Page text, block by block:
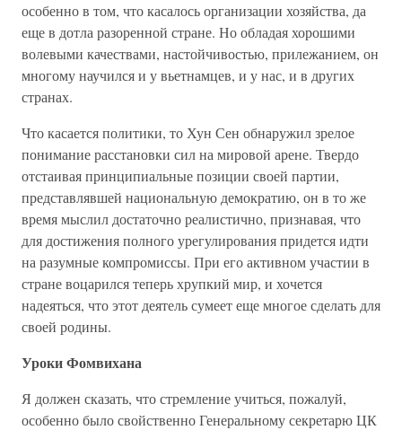
особенно в том, что касалось организации хозяйства, да
еще в дотла разоренной стране. Но обладая хорошими
волевыми качествами, настойчивостью, прилежанием, он
многому научился и у вьетнамцев, и у нас, и в других
странах.
Что касается политики, то Хун Сен обнаружил зрелое
понимание расстановки сил на мировой арене. Твердо
отстаивая принципиальные позиции своей партии,
представлявшей национальную демократию, он в то же
время мыслил достаточно реалистично, признавая, что
для достижения полного урегулирования придется идти
на разумные компромиссы. При его активном участии в
стране воцарился теперь хрупкий мир, и хочется
надеяться, что этот деятель сумеет еще многое сделать для
своей родины.
Уроки Фомвихана
Я должен сказать, что стремление учиться, пожалуй,
особенно было свойственно Генеральному секретарю ЦК